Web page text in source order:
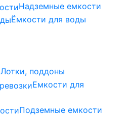
Надземные емкости
Ёмкости для воды
Лотки, поддоны
Емкости для
Подземные емкости